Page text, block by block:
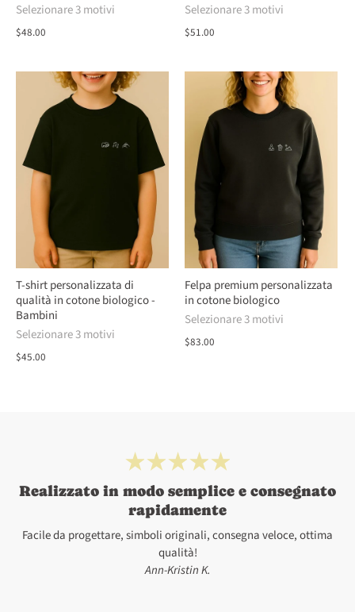
Selezionare 3 motivi
$48.00
Selezionare 3 motivi
$51.00
T-shirt personalizzata di
qualità in cotone biologico -
Bambini
Selezionare 3 motivi
$45.00
Felpa premium personalizzata
in cotone biologico
Selezionare 3 motivi
$83.00
Realizzato in modo semplice e consegnato
rapidamente
Facile da progettare, simboli originali, consegna veloce, ottima
qualità!
Ann-Kristin K.